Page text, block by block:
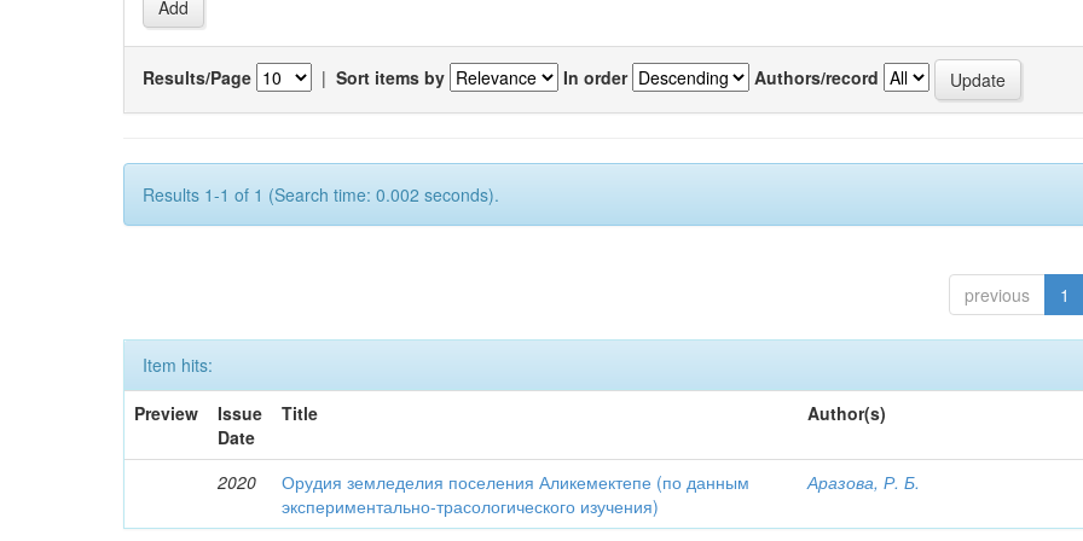
Results/Page | Sort items by In order Authors/record
Results 1-1 of 1 (Search time: 0.002 seconds).
previous 1
Item hits:
Preview
Issue
Date
Title Author(s)
2020
Орудия земледелия поселения Аликемектепе (по данным
экспериментально-трасологического изучения)
Аразова, Р. Б.